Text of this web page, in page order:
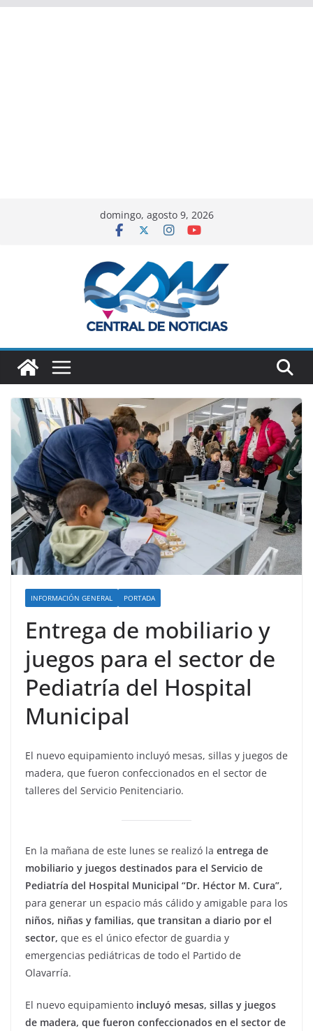
domingo, agosto 9, 2026
INFORMACIÓN GENERAL PORTADA
Entrega de mobiliario y
juegos para el sector de
Pediatría del Hospital
Municipal
El nuevo equipamiento incluyó mesas, sillas y juegos de
madera, que fueron confeccionados en el sector de
talleres del Servicio Penitenciario.
En la mañana de este lunes se realizó la entrega de
mobiliario y juegos destinados para el Servicio de
Pediatría del Hospital Municipal “Dr. Héctor M. Cura”,
para generar un espacio más cálido y amigable para los
niños, niñas y familias, que transitan a diario por el
sector, que es el único efector de guardia y
emergencias pediátricas de todo el Partido de
Olavarría.
El nuevo equipamiento incluyó mesas, sillas y juegos
de madera, que fueron confeccionados en el sector de